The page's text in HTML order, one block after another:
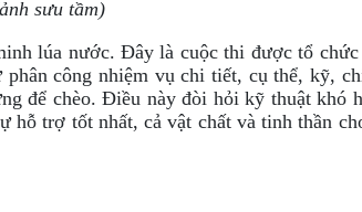
sưu tầm)
lúa nước. Đây là cuộc thi được tổ
công nhiệm vụ chi tiết, cụ thể, kỹ,
để chèo. Điều này đòi hỏi kỹ thuật khó
hỗ trợ tốt nhất, cả vật chất và tinh thần